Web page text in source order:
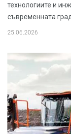
технологиите и
съвременната
25.06.2026